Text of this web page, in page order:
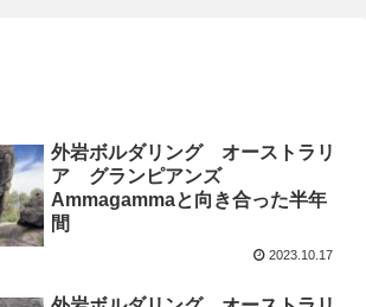
外岩ボルダリング オーストラリ
ア グランピアンズ
Ammagammaと向き合った半年
間
2023.10.17